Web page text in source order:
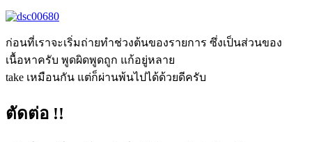
ก่อนที่เราจะเริ่มถ่ายทำช่วงต้นของรายการ ซึ่งเป็นส่วนของ
เนื้อหาครับ พูดผิดพูดถูก แก้อยู่หลาย
take เหมือนกัน แต่ก็ผ่านพ้นไปได้ด้วยดีครับ
ตัดต่อ !!